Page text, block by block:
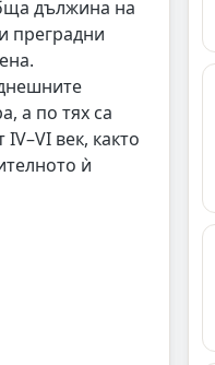
дължина на
преградни
а по тях са
век, както
ѝ